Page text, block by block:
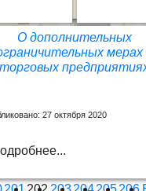
О дополнительных
мерах
торговых
27 октября 2020